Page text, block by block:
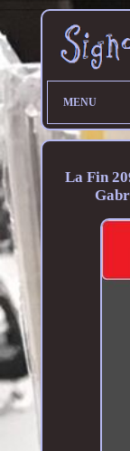
MENU
La Fin